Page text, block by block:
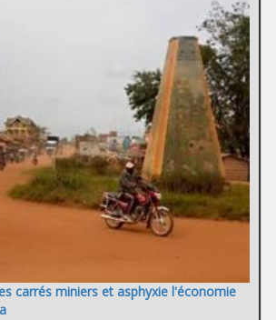
carrés miniers et asphyxie l'économie